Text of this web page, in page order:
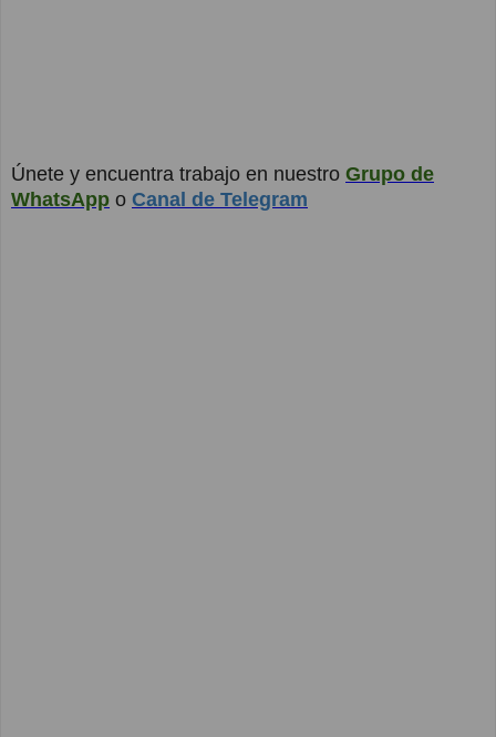
Únete y encuentra trabajo en nuestro Grupo de
WhatsApp o Canal de Telegram